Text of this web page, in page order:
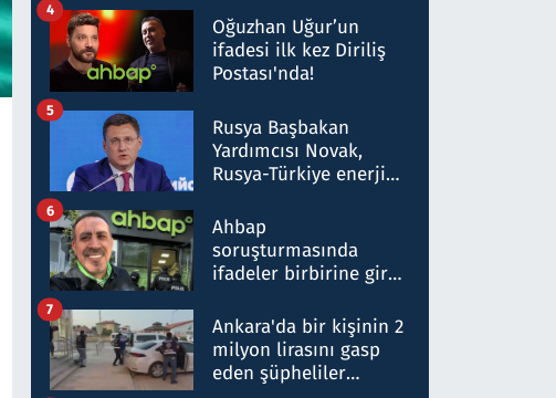
Oğuzhan Uğur’un
ifadesi ilk kez Diriliş
Postası'nda!
4
Rusya Başbakan
Yardımcısı Novak,
Rusya-Türkiye enerji
nitelikte olduğunu
belirtti
5
Ahbap
soruşturmasında
ifadeler birbirine girdi:
ifadelerinden ortaya
çıkan tablo şok etti
6
Ankara'da bir kişinin 2
milyon lirasını gasp
eden şüpheliler
7